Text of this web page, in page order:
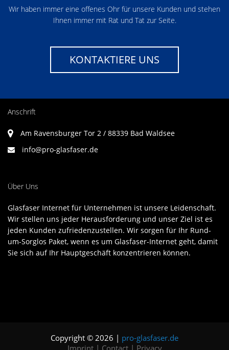
Wir haben immer eine offenes Ohr für unsere Kunden und stehen
Ihnen immer mit Rat und Tat zur Seite.
KONTAKTIERE UNS
Anschrift
Am Ravensburger Tor 2 / 88339 Bad Waldsee
info@pro-glasfaser.de
Über Uns
Glasfaser Internet für Unternehmen ist unsere Leidenschaft.
Wir stellen uns jeder Herausforderung und unser Ziel ist es
jeden Kunden zufriedenzustellen. Wir sorgen für Ihr Rund-
um-Sorglos Paket, wenn es um Glasfaser-Internet geht, damit
Sie sich auf Ihr Hauptgeschäft konzentrieren können.
Copyright © 2026 | pro-glasfaser.de
Imprint| Contact| Privacy